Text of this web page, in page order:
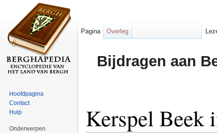
Bijdragen aan
Kerspel Beek
Pagina Overleg
Hoofdpagina
Contact
Hulp
Onderwerpen